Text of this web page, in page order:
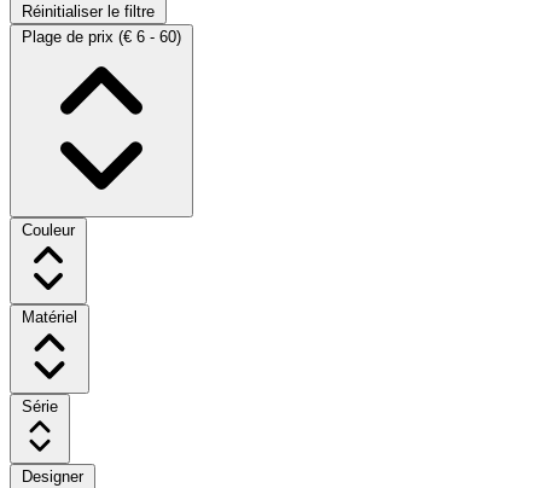
Réinitialiser le filtre
Plage de prix (€ 6 - 60)
Couleur
Matériel
Série
Designer